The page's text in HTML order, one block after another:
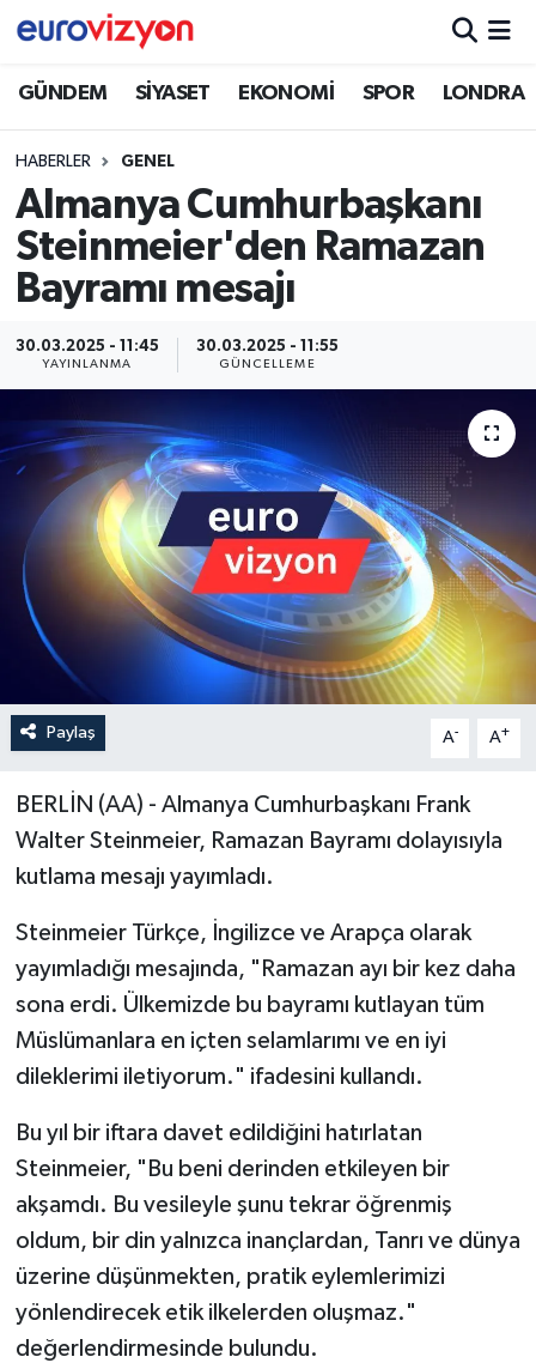
GÜNDEM SİYASET EKONOMİ SPOR LONDRA
HABERLER GENEL
Almanya Cumhurbaşkanı
Steinmeier'den Ramazan
Bayramı mesajı
30.03.2025 - 11:45
YAYINLANMA
30.03.2025 - 11:55
GÜNCELLEME
Paylaş A- A+
BERLİN (AA) - Almanya Cumhurbaşkanı Frank
Walter Steinmeier, Ramazan Bayramı dolayısıyla
kutlama mesajı yayımladı.
Steinmeier Türkçe, İngilizce ve Arapça olarak
yayımladığı mesajında, "Ramazan ayı bir kez daha
sona erdi. Ülkemizde bu bayramı kutlayan tüm
Müslümanlara en içten selamlarımı ve en iyi
dileklerimi iletiyorum." ifadesini kullandı.
Bu yıl bir iftara davet edildiğini hatırlatan
Steinmeier, "Bu beni derinden etkileyen bir
akşamdı. Bu vesileyle şunu tekrar öğrenmiş
oldum, bir din yalnızca inançlardan, Tanrı ve dünya
üzerine düşünmekten, pratik eylemlerimizi
yönlendirecek etik ilkelerden oluşmaz."
değerlendirmesinde bulundu.